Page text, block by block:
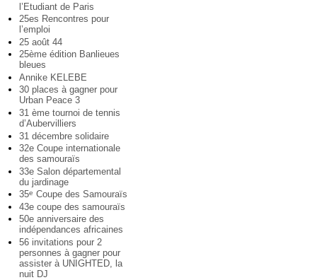
l’Etudiant de Paris
25es Rencontres pour
l’emploi
25 août 44
25ème édition Banlieues
bleues
Annike KELEBE
30 places à gagner pour
Urban Peace 3
31 ème tournoi de tennis
d’Aubervilliers
31 décembre solidaire
32e Coupe internationale
des samouraïs
33e Salon départemental
du jardinage
35e Coupe des Samouraïs
43e coupe des samouraïs
50e anniversaire des
indépendances africaines
56 invitations pour 2
personnes à gagner pour
assister à UNIGHTED, la
nuit DJ